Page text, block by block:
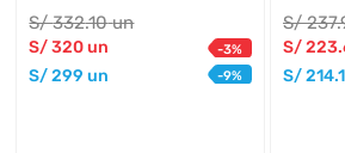
S/332.10 un
S/320 un -3%
S/299 un -9%
S/237
S/223
S/214